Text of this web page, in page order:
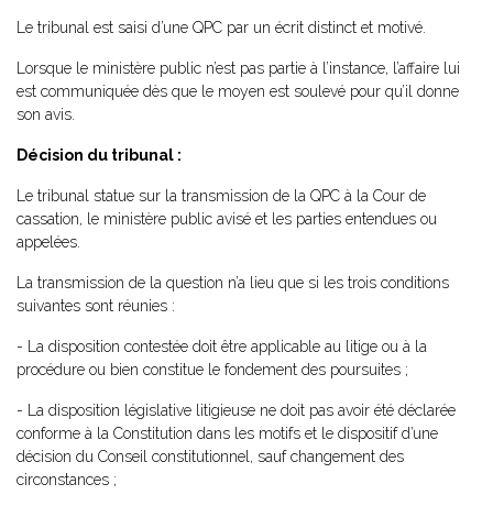
Le tribunal est saisi d’une QPC par un écrit distinct et motivé.
Lorsque le ministère public n’est pas partie à l’instance, l’affaire lui
est communiquée dès que le moyen est soulevé pour qu’il donne
son avis.
Décision du tribunal :
Le tribunal statue sur la transmission de la QPC à la Cour de
cassation, le ministère public avisé et les parties entendues ou
appelées.
La transmission de la question n’a lieu que si les trois conditions
suivantes sont réunies :
- La disposition contestée doit être applicable au litige ou à la
procédure ou bien constitue le fondement des poursuites ;
- La disposition législative litigieuse ne doit pas avoir été déclarée
conforme à la Constitution dans les motifs et le dispositif d’une
décision du Conseil constitutionnel, sauf changement des
circonstances ;